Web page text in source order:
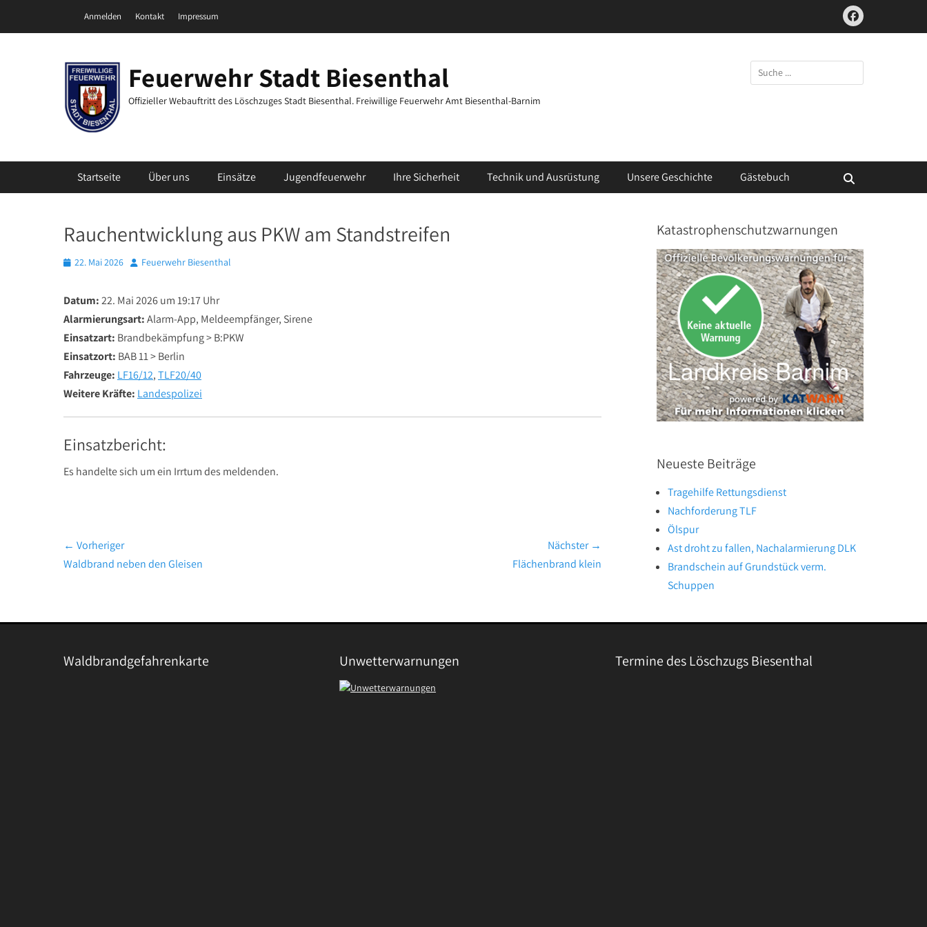
Header Top Menu
Anmelden Kontakt Impressum Facebook
Feuerwehr Stadt Biesenthal
Offizieller Webauftritt des Löschzuges Stadt Biesenthal. Freiwillige Feuerwehr Amt Biesenthal-Barnim
Suchen
nach:
Primäres Menü
Startseite Über uns Einsätze Jugendfeuerwehr Ihre Sicherheit Technik und Ausrüstung Unsere Geschichte Gästebuch
Rauchentwicklung aus PKW am Standstreifen
Posted
22. Mai 2026 AutorFeuerwehr Biesenthal
Datum:22. Mai 2026 um 19:17 Uhr
Alarmierungsart:Alarm-App, Meldeempfänger, Sirene
Einsatzart: Brandbekämpfung > B:PKW
Einsatzort: BAB 11 > Berlin
Fahrzeuge: LF16/12,TLF20/40
Weitere Kräfte: Landespolizei
Einsatzbericht:
Es handelte sich um ein Irrtum des meldenden.
Beitragsnavigation
← Vorheriger
Vorheriger
Waldbrand neben den Gleisen
Nächster →
Flächenbrand klein
Katastrophenschutzwarnungen
Neueste Beiträge
Tragehilfe Rettungsdienst
Nachforderung TLF
Ölspur
Ast droht zu fallen, Nachalarmierung DLK
Brandschein auf Grundstück verm.
Schuppen
Waldbrandgefahrenkarte Unwetterwarnungen Termine des Löschzugs Biesenthal